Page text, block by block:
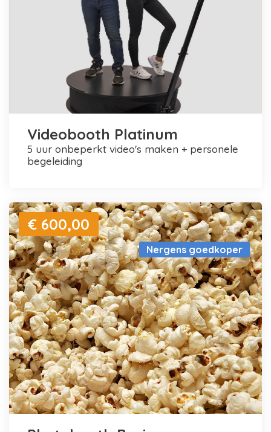
Videobooth Platinum
5 uur onbeperkt video's maken + personele
begeleiding
Nergens goedkoper
€ 600,00